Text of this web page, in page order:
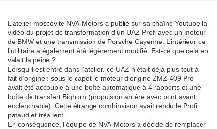
L’atelier moscovite NVA-Motors a publié sur sa chaîne Youtube la
vidéo du projet de transformation d’un UAZ Profi avec un moteur
de BMW et une transmission de Porsche Cayenne. L’intérieur de
l’utilitaire a également été légèrement modifié. Est-ce que cela en
valait la peine ?
Lorsqu’il est entré dans l’atelier, ce UAZ n’était déjà plus tout à
fait d’origine : sous le capot le moteur d’origine ZMZ-409 Pro
avait été accouplé à une boîte automatique à 4 rapports et une
boîte de transfert Bighorn (propulsion arrière avec pont avant
enclenchable). Cette étrange combinaison avait rendu le Profi
pataud et très lent.
En conséquence, l’équipe de NVA-Motors a décidé de remplacer